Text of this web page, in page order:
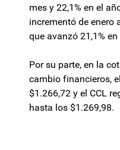
mes y 22,1% en el
incrementó de enero
que avanzó 21,1%
Por su parte, en la
cambio financieros,
$1.266,72 y el CCL
hasta los $1.269,98.